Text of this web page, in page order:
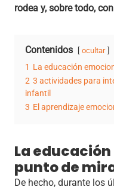
rodea y, sobre todo,
Contenidos ocultar
1 La educación
2 3 actividades para
infantil
3 El aprendizaje
La
punto de
De hecho, durante los